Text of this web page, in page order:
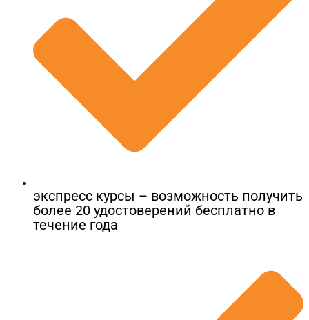
экспресс курсы – возможность получить
более 20 удостоверений бесплатно в
течение года